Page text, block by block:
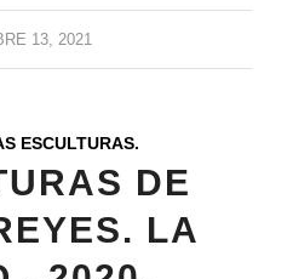
13, 2021
ESCULTURAS.
DE
LA